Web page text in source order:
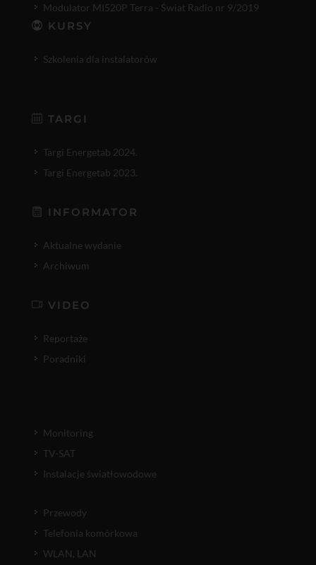
Modulator MI520P Terra - Świat Radio nr 9/2019
KURSY
Szkolenia dla instalatorów
TARGI
Targi Energetab 2024.
Targi Energetab 2023.
INFORMATOR
Aktualne wydanie
Archiwum
VIDEO
Reportaże
Poradniki
Monitoring
TV-SAT
Instalacje światłowodowe
Przewody
Telefonia komórkowa
WLAN, LAN